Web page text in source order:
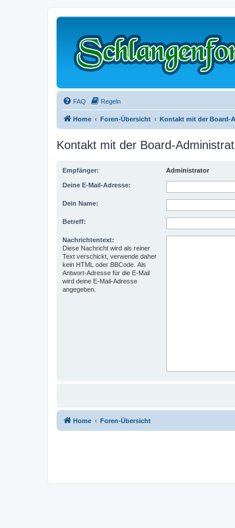
FAQ Regeln
Home Foren-Übersicht Kontakt mit der Board-
Kontakt mit der Board-
Empfänger: Administrator
Deine E-Mail-Adresse:
Dein Name:
Betreff:
Nachrichtentext:
Diese Nachricht wird als reiner
Text verschickt, verwende daher
kein HTML oder BBCode. Als
Antwort-Adresse für die E-Mail
wird deine E-Mail-Adresse
angegeben.
Home Foren-Übersicht